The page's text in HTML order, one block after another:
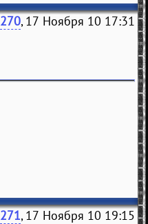
270, 17 Ноября 10 17:31
271, 17 Ноября 10 19:15